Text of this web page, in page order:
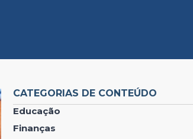
CATEGORIAS DE CONTEÚDO
Educação
Finanças